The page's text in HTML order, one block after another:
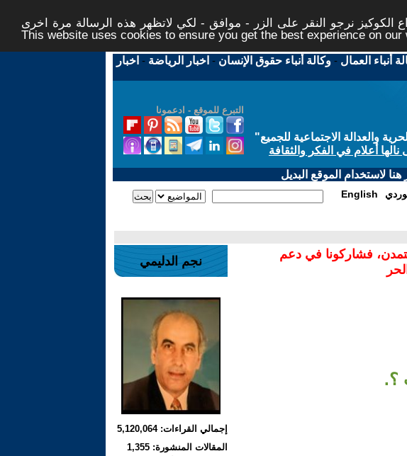
نرجو النقر على الزر - موافق - لكي لاتظهر هذه الرسالة مرة اخرى -
This website uses cookies to ensure you get the best experience on our
أنباء العمال -وكالة أنباء حقوق الإنسان - اخبار الرياضة - اخبار
التبرع للموقع - ادعمونا
والعدالة الاجتماعية للجميع"
أعلام في الفكر والثقافة
لاستخدام الموقع البديل
English
فشاركونا في دعم
؟.
نجم الدليمي
إجمالي القراءات: 5,120,064
المقالات المنشورة: 1,355